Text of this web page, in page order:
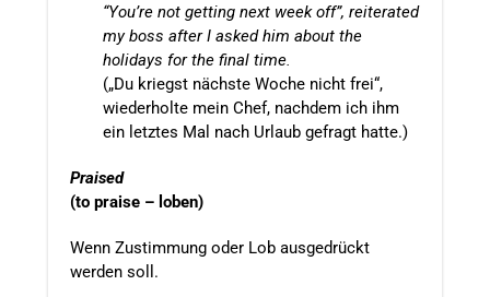
“You’re not getting next week off”, reiterated
my boss after I asked him about the
holidays for the final time.
(„Du kriegst nächste Woche nicht frei“,
wiederholte mein Chef, nachdem ich ihm
ein letztes Mal nach Urlaub gefragt hatte.)
Praised
(to praise – loben)
Wenn Zustimmung oder Lob ausgedrückt
werden soll.